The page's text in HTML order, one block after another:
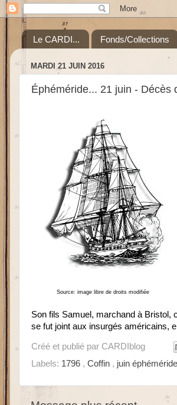
Le CARDI... Fonds/Collections
MARDI 21 JUIN 2016
Éphéméride... 21 juin - Décès
Source: image libre de droits modifiée
Son fils Samuel, marchand à Bristol,
se fut joint aux insurgés américains,
Créé et publié par CARDIblog
Labels: 1796 , Coffin , juin